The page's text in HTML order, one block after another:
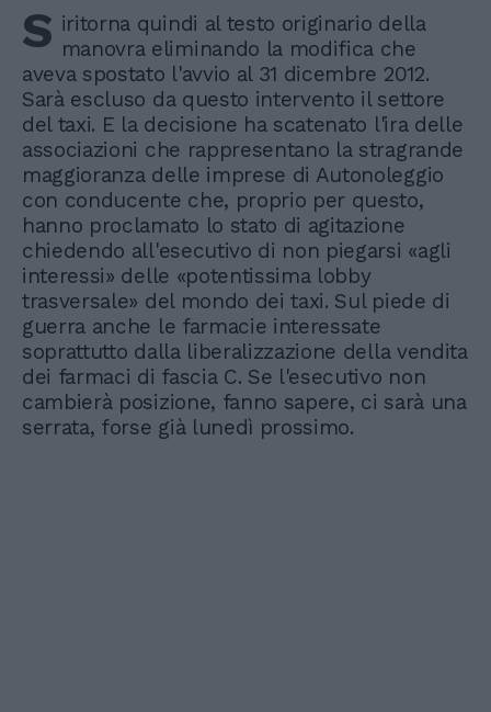
S iritorna quindi al testo originario della
manovra eliminando la modifica che
aveva spostato l'avvio al 31 dicembre 2012.
Sarà escluso da questo intervento il settore
del taxi. E la decisione ha scatenato l'ira delle
associazioni che rappresentano la stragrande
maggioranza delle imprese di Autonoleggio
con conducente che, proprio per questo,
hanno proclamato lo stato di agitazione
chiedendo all'esecutivo di non piegarsi «agli
interessi» delle «potentissima lobby
trasversale» del mondo dei taxi. Sul piede di
guerra anche le farmacie interessate
soprattutto dalla liberalizzazione della vendita
dei farmaci di fascia C. Se l'esecutivo non
cambierà posizione, fanno sapere, ci sarà una
serrata, forse già lunedì prossimo.